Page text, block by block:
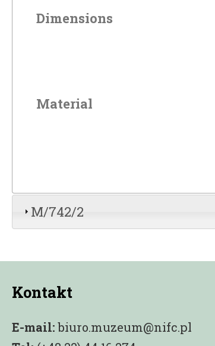
Dimensions
Material
M/742/2
Kontakt
E-mail:biuro.muzeum@nifc.pl